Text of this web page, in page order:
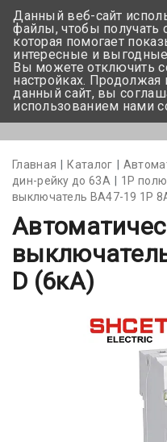
Главная Каталог
дин-рейку до 63А
1Р
выключатель BA47-19 1P
D (6кА)
Данный веб-сайт
файлы, чтобы получать
которая помогает
интересные и
Вы можете отключить
настройках. Продолжая
данный сайт, вы
использованием нами